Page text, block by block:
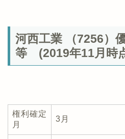
河西工業 （7256）
等 (2019年11月時
権利確定
月
3月